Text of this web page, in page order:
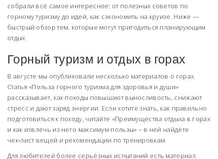
собрали всё самое интересное: от полезных советов по
горному туризму до идей, как сэкономить на круизе. Ниже —
быстрый обзор тем, которые могут пригодиться планирующим
отдых.
Горный туризм и отдых в горах
В августе мы опубликовали несколько материалов о горах.
Статья «Польза горного туризма для здоровья и души»
рассказывает, как походы повышают выносливость, снижают
стресс и дают заряд энергии. Если хотите знать, как правильно
подготовиться к походу, читайте «Преимущества отдыха в горах
и как извлечь из него максимум пользы» – в ней найдёте
чек‑лист вещей и рекомендации по тренировкам.
Для любителей более серьёзных испытаний есть материал